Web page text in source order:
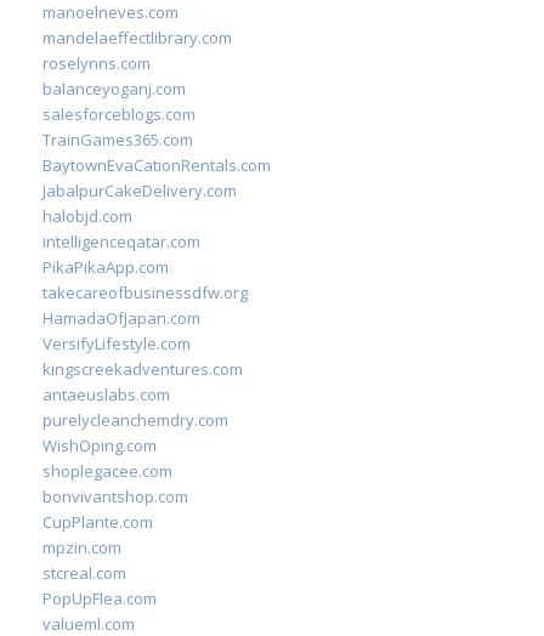
manoelneves.com
mandelaeffectlibrary.com
roselynns.com
balanceyoganj.com
salesforceblogs.com
TrainGames365.com
BaytownEvaCationRentals.com
JabalpurCakeDelivery.com
halobjd.com
intelligenceqatar.com
PikaPikaApp.com
takecareofbusinessdfw.org
HamadaOfJapan.com
VersifyLifestyle.com
kingscreekadventures.com
antaeuslabs.com
purelycleanchemdry.com
WishOping.com
shoplegacee.com
bonvivantshop.com
CupPlante.com
mpzin.com
stcreal.com
PopUpFlea.com
valueml.com